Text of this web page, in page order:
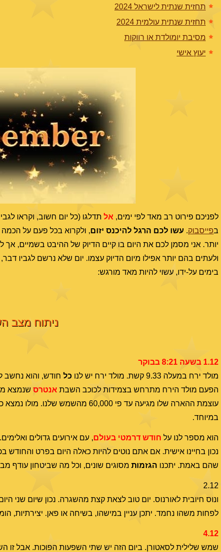
תחזית שנתית לישראל 2024
תחזית שנתית עולמית 2024
מסיבת יומולדת או רווקות
יעוץ אישי
לפניכם פירוט רב מאד לפי ימים, אל תדלגו (כל יום חשוב, וקראו
בפייסבוק. עשו לכם הרגל להיכנס יזום, ולקרוא בכל פעם על
יותר. אני מסמן לכם את היום בו קיים הדיוק של ההיבט בשמיים, אך
ולעתים בהם יותר אפילו מיום הדיוק עצמו. יום שלא נרשם לגביו
בימים על-ידו, עשוי להיות מאד מורגש:
ניתוח מצב
1.12 בשעה 8:21 בבוקר
מולד ירח במעלה 9.33 קשת. מולד ירח יש לנו
כל חודש, והוא נחשב
הפעם מולד הירח מתרחש בצמידות לכוכב השבת אנטרס שנמצא
עוצמת ההארה שלו מגיעה עד פי
במיוחד.
הוא מספר לנו על חודש דרמטי בעולם, עם אירועים גדולים
נכון בחיינו אישית. אם אתם נוטים להיות כאלה היום בפרט והחודש
שהם באמת. יתכנו הגזמות מסוגים שונים, וכל מה שביטחון עודף
2.12
ונוס חיובית לאורנוס. יום טוב לצאת קצת מהשגרה. נכון שיום שני
לפחות משהו נחמד. יתכן עניין במישהו, בשיחה או פאן. יצירתיות,
4.12
שמש שלילית לסאטורן. ביום הזה יש שתי השפעות הפוכות. אבל